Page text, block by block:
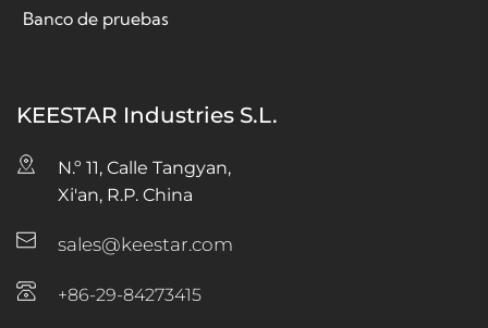
Banco de pruebas
KEESTAR Industries S.L.
N.º 11, Calle Tangyan,
Xi'an, R.P. China
sales@keestar.com
+86-29-84273415